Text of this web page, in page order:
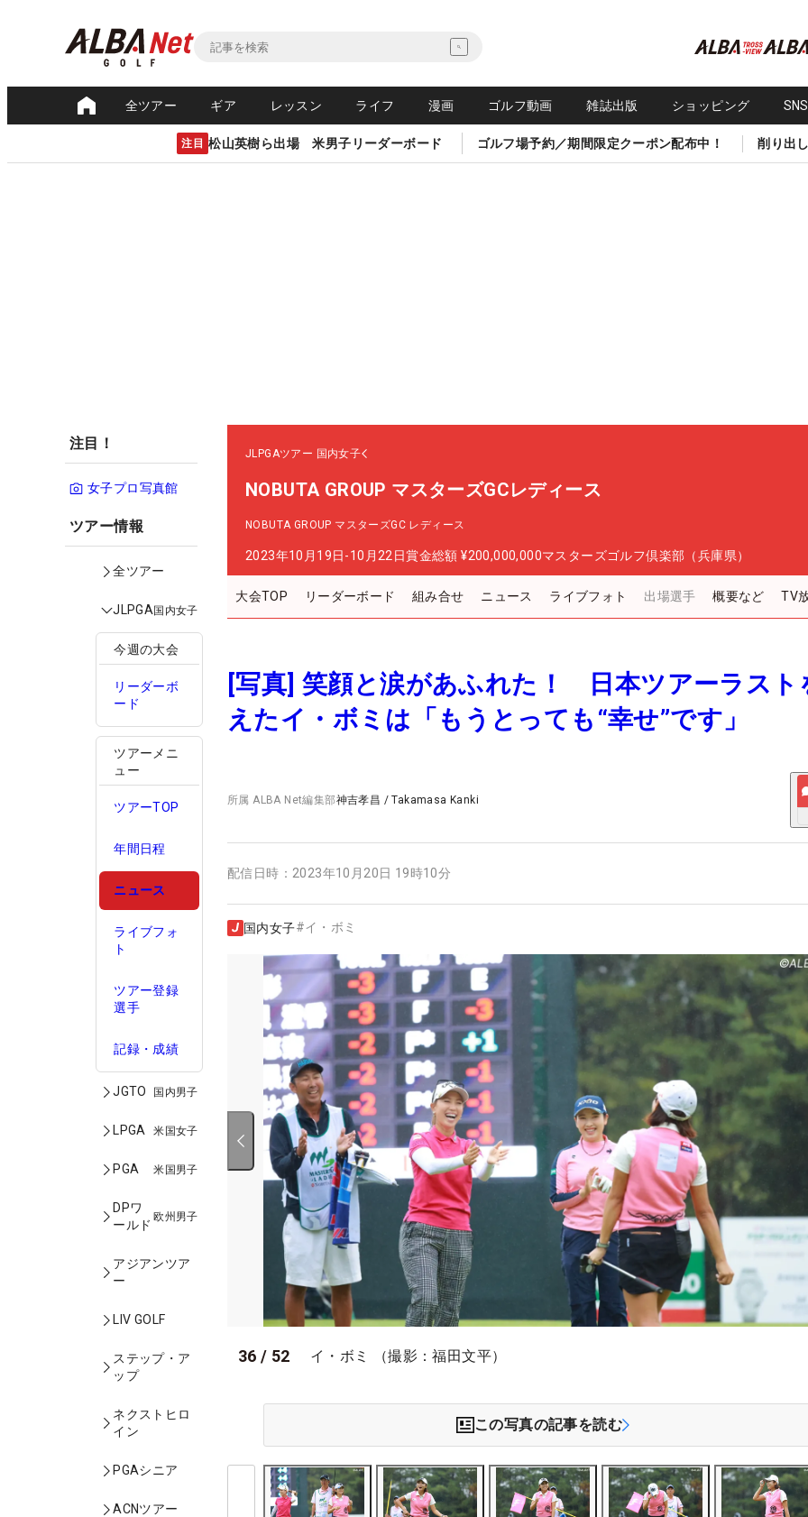
全ツアー ギア レッスン ライフ 漫画 ゴルフ動画 雑誌出版 ショッピング
注目 松山英樹ら出場 米男子リーダーボード ゴルフ場予約／期間限定クーポン配布中！ 削り出
注目！
女子プロ写真館
ツアー情報
全ツアー
JLPGA国内女子
今週の大会
リーダーボ
ード
ツアーメニ
ュー
ツアーTOP
年間日程
ニュース
ライブフォ
ト
ツアー登録
選手
記録・成績
JGTO 国内男子
LPGA 米国女子
PGA 米国男子
DPワ
ールド
欧州男子
アジアンツア
ー
LIV GOLF
ステップ・ア
ップ
ネクストヒロ
イン
PGAシニア
ACNツアー
JLPGAツアー 国内女子
NOBUTA GROUP マスターズGCレディース
NOBUTA GROUP マスターズGC レディース
2023年10月19日-10月22日賞金総額 ¥200,000,000マスターズゴルフ倶楽部（兵庫県）
大会TOP リーダーボード 組み合せ ニュース ライブフォト 出場選手 概要など TV
[写真] 笑顔と涙があふれた！ 日本ツアーラスト
えたイ・ボミは「もうとっても“幸せ”です」
所属ALBA Net編集部神吉孝昌 /Takamasa Kanki
配信日時： 2023年10月20日 19時10分
国内女子#イ・ボミ
36 / 52 イ・ボミ （撮影：福田文平）
この写真の記事を読む